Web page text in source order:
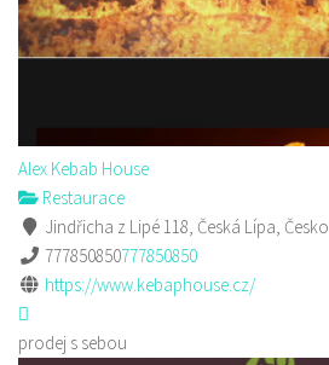
Alex Kebab House
Restaurace
Jindřicha z Lipé 118, Česká Lípa, Česko
777850850777850850
https://www.kebaphouse.cz/
prodej s sebou